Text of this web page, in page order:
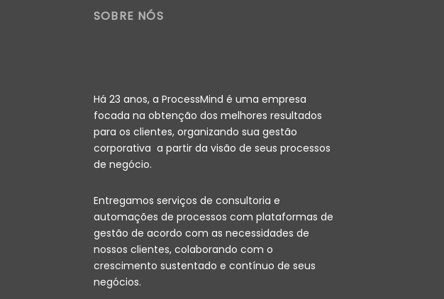
SOBRE NÓS
Há 23 anos, a ProcessMind é uma empresa
focada na obtenção dos melhores resultados
para os clientes, organizando sua gestão
corporativa a partir da visão de seus processos
de negócio.
Entregamos serviços de consultoria e
automações de processos com plataformas de
gestão de acordo com as necessidades de
nossos clientes, colaborando com o
crescimento sustentado e contínuo de seus
negócios.